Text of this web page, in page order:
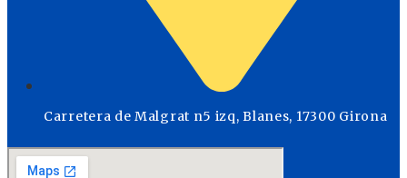
Carretera de Malgrat n5 izq, Blanes, 17300 Girona